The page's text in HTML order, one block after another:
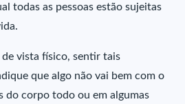
todas as pessoas estão sujeitas
vista físico, sentir tais
que algo não vai bem com o
do corpo todo ou em algumas